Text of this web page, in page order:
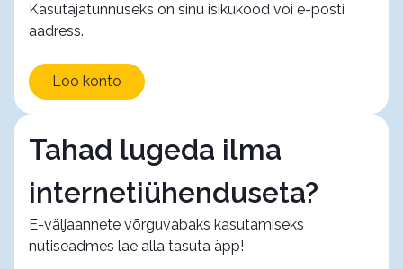
Kasutajatunnuseks on sinu isikukood või e-posti
aadress.
Loo konto
Tahad lugeda ilma
internetiühenduseta?
E-väljaannete võrguvabaks kasutamiseks
nutiseadmes lae alla tasuta äpp!